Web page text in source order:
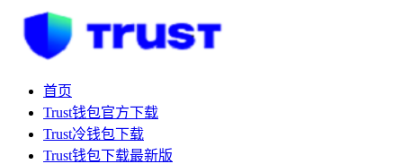
首页
Trust钱包官方下载
Trust冷钱包下载
Trust钱包下载最新版